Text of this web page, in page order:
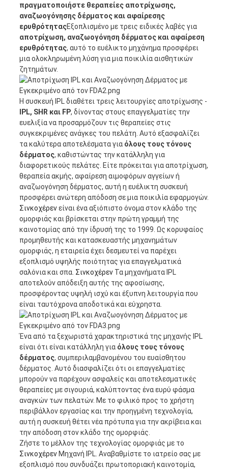
πραγματοποιήστε θεραπείες αποτρίχωσης,
αναζωογόνησης δέρματος και αφαίρεσης
ερυθρότηταςΕξοπλισμένο με τρεις ειδικές λαβές για
αποτρίχωση, αναζωογόνηση δέρματος και αφαίρεση
ερυθρότητας, αυτό το ευέλικτο μηχάνημα προσφέρει
μια ολοκληρωμένη λύση για μια ποικιλία αισθητικών
ζητημάτων.
Η συσκευή IPL διαθέτει τρεις λειτουργίες αποτρίχωσης -
IPL, SHR και FP, δίνοντας στους επαγγελματίες την
ευελιξία να προσαρμόζουν τις θεραπείες στις
συγκεκριμένες ανάγκες του πελάτη. Αυτό εξασφαλίζει
τα καλύτερα αποτελέσματα για όλους τους τόνους
δέρματος, καθιστώντας την κατάλληλη για
διαφορετικούς πελάτες. Είτε πρόκειται για αποτρίχωση,
θεραπεία ακμής, αφαίρεση αιμοφόρων αγγείων ή
αναζωογόνηση δέρματος, αυτή η ευέλικτη συσκευή
προσφέρει ανώτερη απόδοση σε μια ποικιλία εφαρμογών.
Σινκοχέρενείναι ένα αξιόπιστο όνομα στον κλάδο της
ομορφιάς και βρίσκεται στην πρώτη γραμμή της
καινοτομίας από την ίδρυσή της το 1999. Ως κορυφαίος
προμηθευτής και κατασκευαστής μηχανημάτων
ομορφιάς, η εταιρεία έχει δεσμευτεί να παρέχει
εξοπλισμό υψηλής ποιότητας για επαγγελματικά
σαλόνια και σπα. ΣινκοχέρενΤα μηχανήματα IPL
αποτελούν απόδειξη αυτής της αφοσίωσης,
προσφέροντας υψηλή ισχύ και έξυπνη λειτουργία που
είναι ταυτόχρονα αποδοτικά και εύχρηστα.
Ένα από τα ξεχωριστά χαρακτηριστικά της μηχανής IPL
είναι ότι είναι κατάλληλη για όλους τους τόνους
δέρματος, συμπεριλαμβανομένου του ευαίσθητου
δέρματος. Αυτό διασφαλίζει ότι οι επαγγελματίες
μπορούν να παρέχουν ασφαλείς και αποτελεσματικές
θεραπείες με σιγουριά, καλύπτοντας ένα ευρύ φάσμα
αναγκών των πελατών. Με το φιλικό προς το χρήστη
περιβάλλον εργασίας και την προηγμένη τεχνολογία,
αυτή η συσκευή θέτει νέα πρότυπα για την ακρίβεια και
την απόδοση στον κλάδο της ομορφιάς.
Ζήστε το μέλλον της τεχνολογίας ομορφιάς με το
ΣινκοχέρενΜηχανή IPL. Αναβαθμίστε το ιατρείο σας με
εξοπλισμό που συνδυάζει πρωτοποριακή καινοτομία,